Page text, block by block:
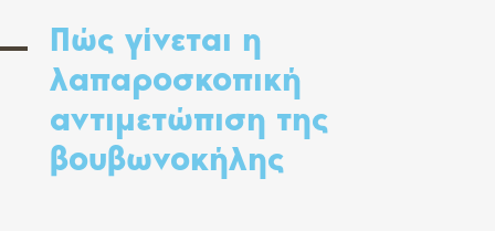
Πώς γίνεται η
λαπαροσκοπική
αντιμετώπιση της
βουβωνοκήλης